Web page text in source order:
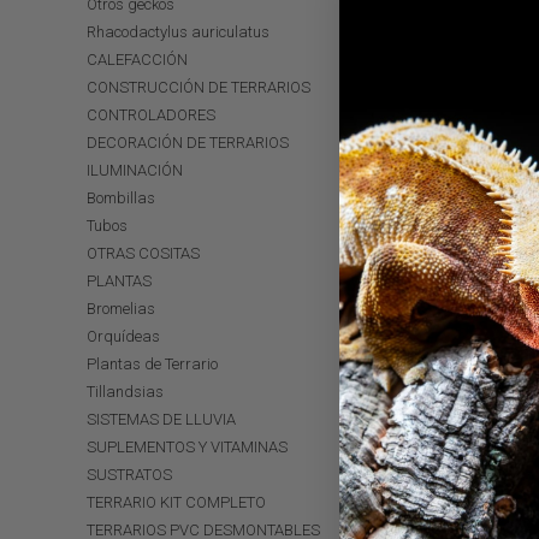
Otros geckos
Rhacodactylus auriculatus
CALEFACCIÓN
CONSTRUCCIÓN DE TERRARIOS
CONTROLADORES
DECORACIÓN DE TERRARIOS
ILUMINACIÓN
Bombillas
Tubos
OTRAS COSITAS
PLANTAS
Bromelias
Orquídeas
Plantas de Terrario
Tillandsias
SISTEMAS DE LLUVIA
SUPLEMENTOS Y VITAMINAS
SUSTRATOS
TERRARIO KIT COMPLETO
TERRARIOS PVC DESMONTABLES